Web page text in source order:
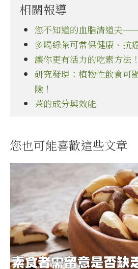
相關報導
您不知道的血脂清道夫
多喝綠茶可常保健康、抗
讓你更有活力的吃素方法！
研究發現：植物性飲食可
險！
茶的成分與效能
您也可能喜歡這些文章